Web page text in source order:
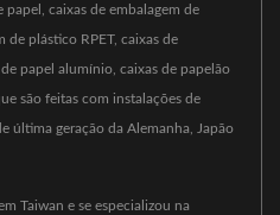
papel, caixas de embalagem de
de plástico RPET, caixas de
papel alumínio, caixas de papelão
são feitas com instalações de
última geração da Alemanha, Japão
Taiwan e se especializou na